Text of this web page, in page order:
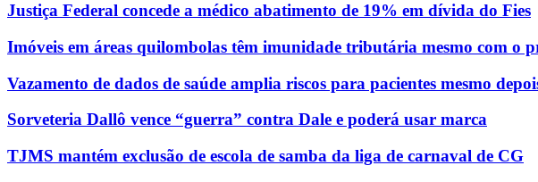
Justiça Federal concede a médico abatimento de 19% em dívida do Fies
Imóveis em áreas quilombolas têm imunidade tributária mesmo com o
Vazamento de dados de saúde amplia riscos para pacientes mesmo
Sorveteria Dallô vence “guerra” contra Dale e poderá usar marca
TJMS mantém exclusão de escola de samba da liga de carnaval de CG